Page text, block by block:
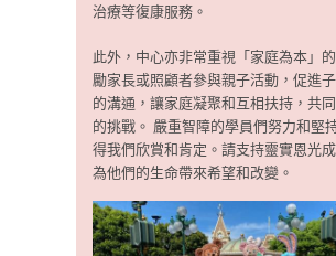
治療等復康服務。
此外，中心亦非常重視「家庭為本」
勵家長或照顧者參與親子活動，促進
的溝通，讓家庭凝聚和互相扶持，共
的挑戰。 嚴重智障的學員們努力和堅
得我們欣賞和肯定。請支持靈實恩光成
為他們的生命帶來希望和改變。